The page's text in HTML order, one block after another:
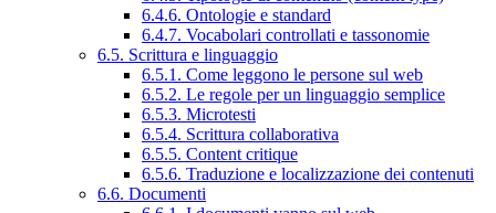
6.4.6. Ontologie e standard
6.4.7. Vocabolari controllati e tassonomie
6.5. Scrittura e linguaggio
6.5.1. Come leggono le persone sul web
6.5.2. Le regole per un linguaggio semplice
6.5.3. Microtesti
6.5.4. Scrittura collaborativa
6.5.5. Content critique
6.5.6. Traduzione e localizzazione dei contenuti
6.6. Documenti